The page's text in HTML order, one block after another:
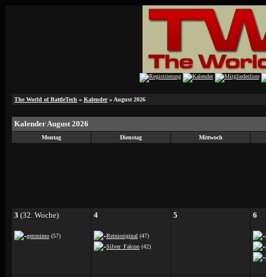
The World of BattleTech » Kalender» August 2026
Kalender August 2026
Montag Dienstag Mittwoch
3 (32. Woche)
geronimo (57)
4
Reinioriginal (47)
Silver_Falcon (42)
5 6